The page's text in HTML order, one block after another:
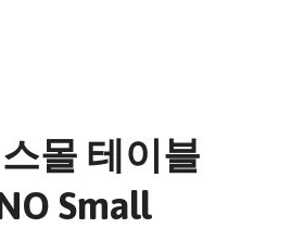
몰 테이블
Small